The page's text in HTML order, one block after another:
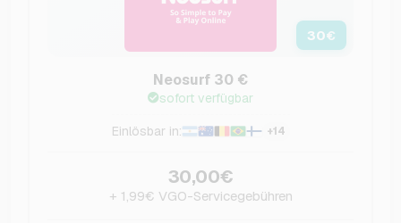
30€
Neosurf 30 €
sofort verfügbar
Einlösbar in: +14
30,00€
+ 1,99€ VGO-Servicegebühren